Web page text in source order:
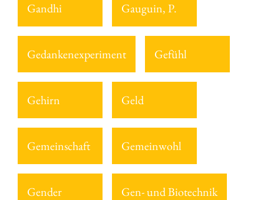
Gandhi Gauguin, P.
Gedankenexperiment Gefühl
Gehirn Geld
Gemeinschaft Gemeinwohl
Gender Gen- und Biotechnik